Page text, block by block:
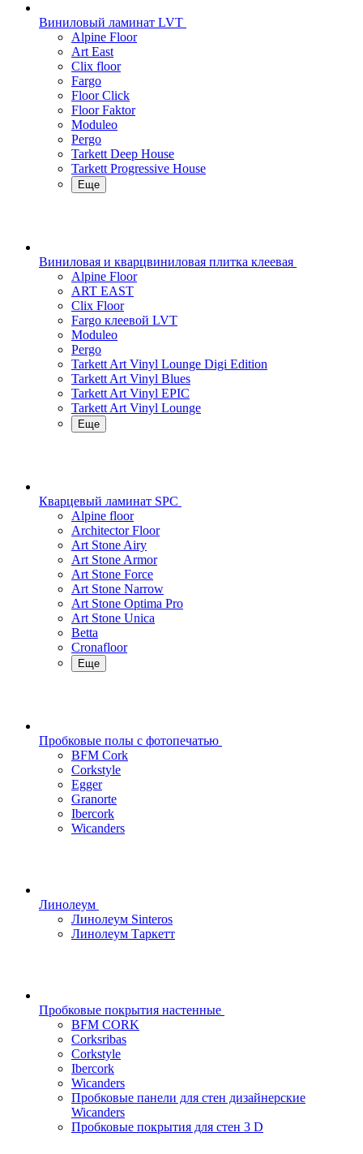
Виниловый ламинат LVT
Alpine Floor
Art East
Clix floor
Fargo
Floor Click
Floor Faktor
Moduleo
Pergo
Tarkett Deep House
Tarkett Progressive House
Еще
Виниловая и кварцвиниловая плитка клеевая
Alpine Floor
ART EAST
Clix Floor
Fargo клеевой LVT
Moduleo
Pergo
Tarkett Art Vinyl Lounge Digi Edition
Tarkett Art Vinyl Blues
Tarkett Art Vinyl EPIC
Tarkett Art Vinyl Lounge
Еще
Кварцевый ламинат SPC
Alpine floor
Architector Floor
Art Stone Airy
Art Stone Armor
Art Stone Force
Art Stone Narrow
Art Stone Optima Pro
Art Stone Unica
Betta
Cronafloor
Еще
Пробковые полы с фотопечатью
BFM Cork
Corkstyle
Egger
Granorte
Ibercork
Wicanders
Линолеум
Линолеум Sinteros
Линолеум Таркетт
Пробковые покрытия настенные
BFM CORK
Corksribas
Corkstyle
Ibercork
Wicanders
Пробковые панели для стен дизайнерские
Wicanders
Пробковые покрытия для стен 3 D